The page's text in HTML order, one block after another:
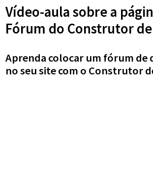
Vídeo-aula sobre a
Fórum do Construtor
Aprenda colocar um fórum de
no seu site com o Construtor